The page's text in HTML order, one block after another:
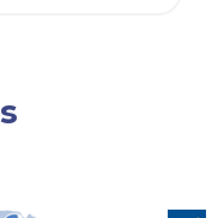
o párkinson,